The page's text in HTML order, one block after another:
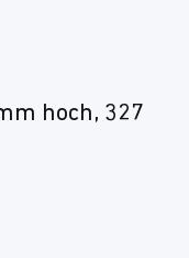
hoch, 327